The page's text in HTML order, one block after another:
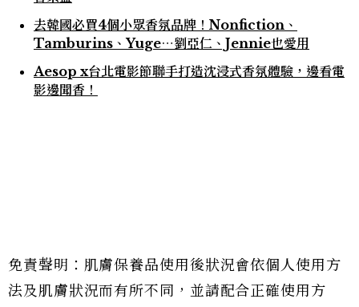
去韓國必買4個小眾香氛品牌！Nonfiction、
Tamburins、Yuge⋯劉亞仁、Jennie也愛用
Aesop x台北電影節聯手打造沈浸式香氛體驗，邊看電
影邊聞香！
免責聲明：肌膚保養品使用後狀況會依個人使用方
法及肌膚狀況而有所不同，並請配合正確使用方